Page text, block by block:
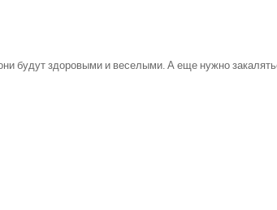
будут здоровыми и веселыми. А еще нужно